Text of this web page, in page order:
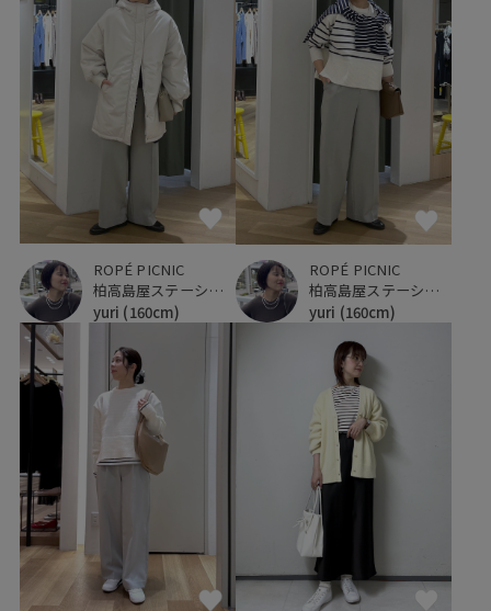
ROPÉ PICNIC
柏高島屋ステーションモール
yuri (160cm)
ROPÉ PICNIC
柏高島屋ステーションモール
yuri (160cm)